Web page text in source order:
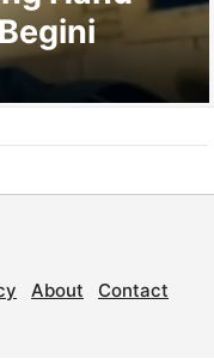
About Contact